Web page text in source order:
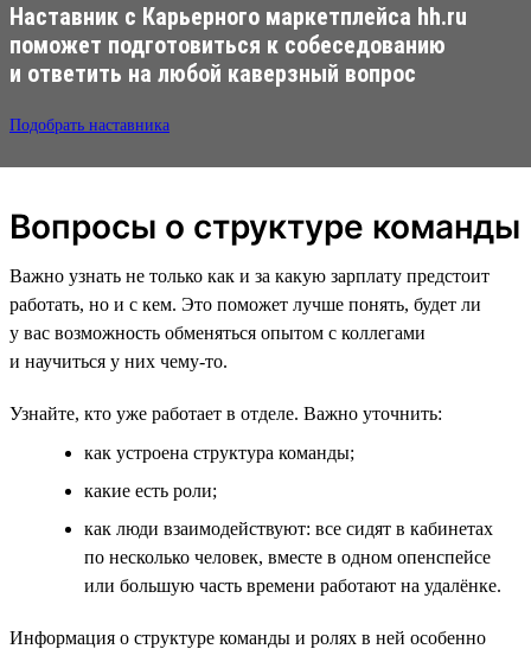
Наставник с Карьерного маркетплейса hh.ru
поможет подготовиться к собеседованию
и ответить на любой каверзный вопрос
Подобрать наставника
Вопросы о структуре команды
Важно узнать не только как и за какую зарплату предстоит
работать, но и с кем. Это поможет лучше понять, будет ли
у вас возможность обменяться опытом с коллегами
и научиться у них чему-то.
Узнайте, кто уже работает в отделе. Важно уточнить:
как устроена структура команды;
какие есть роли;
как люди взаимодействуют: все сидят в кабинетах
по несколько человек, вместе в одном опенспейсе
или большую часть времени работают на удалёнке.
Информация о структуре команды и ролях в ней особенно